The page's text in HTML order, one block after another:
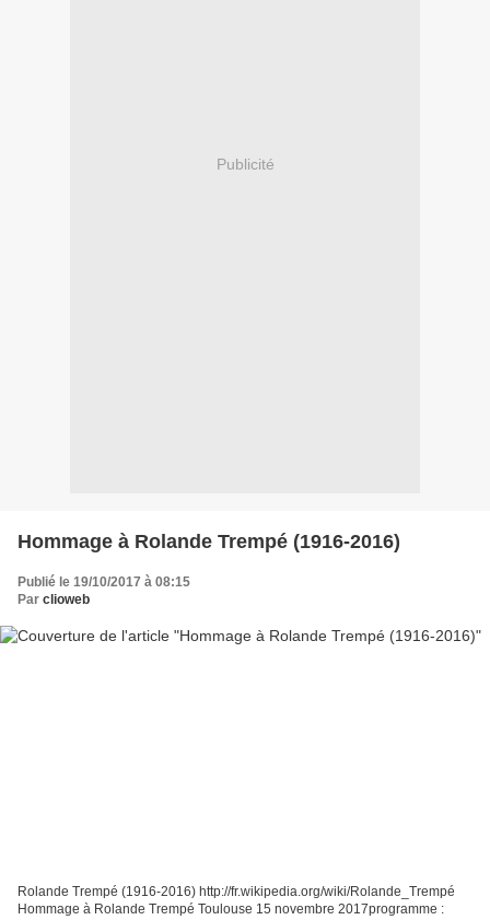
Publicité
Hommage à Rolande Trempé (1916-2016)
Publié le 19/10/2017 à 08:15
Par clioweb
Rolande Trempé (1916-2016) http://fr.wikipedia.org/wiki/Rolande_Trempé
Hommage à Rolande Trempé Toulouse 15 novembre 2017programme :